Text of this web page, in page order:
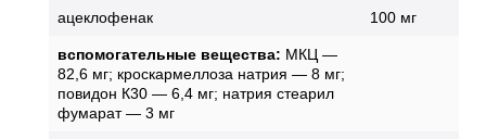
ацеклофенак 100 мг
вспомогательные вещества: МКЦ —
82,6 мг; кроскармеллоза натрия — 8 мг;
повидон К30 — 6,4 мг; натрия стеарил
фумарат — 3 мг